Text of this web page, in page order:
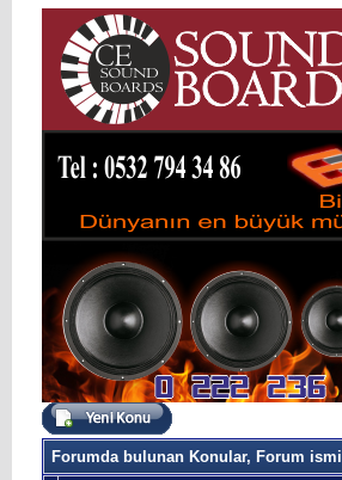
Forumda bulunan Konular, Forum ismi